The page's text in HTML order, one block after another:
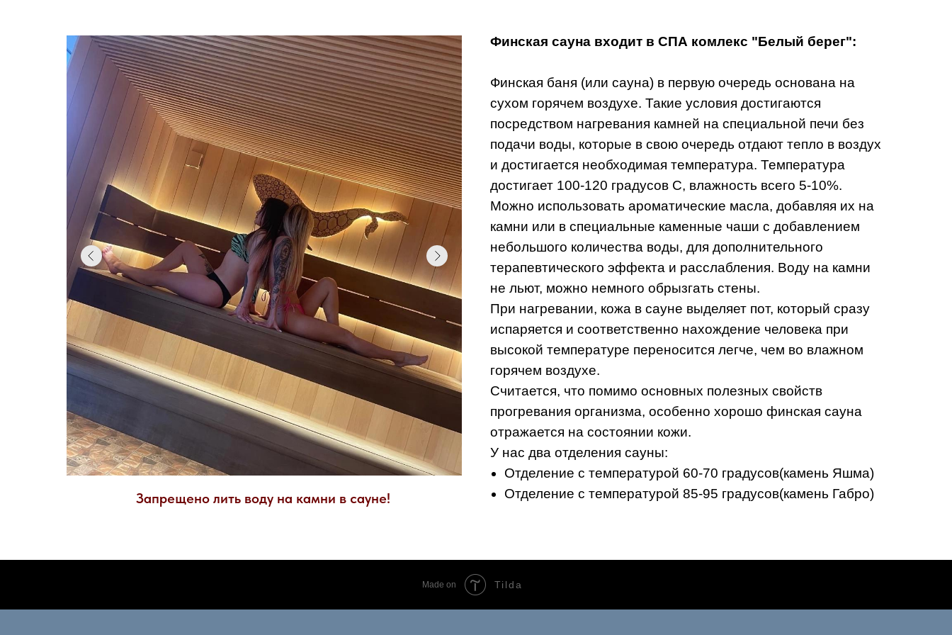
Финская сауна входит в СПА комлекс "Белый берег":
Финская баня (или сауна) в первую очередь основана на
сухом горячем воздухе. Такие условия достигаются
посредством нагревания камней на специальной печи без
подачи воды, которые в свою очередь отдают тепло в воздух
и достигается необходимая температура. Температура
достигает 100-120 градусов С, влажность всего 5-10%.
Можно использовать ароматические масла, добавляя их на
камни или в специальные каменные чаши с добавлением
небольшого количества воды, для дополнительного
терапевтического эффекта и расслабления. Воду на камни
не льют, можно немного обрызгать стены.
При нагревании, кожа в сауне выделяет пот, который сразу
испаряется и соответственно нахождение человека при
высокой температуре переносится легче, чем во влажном
горячем воздухе.
Считается, что помимо основных полезных свойств
прогревания организма, особенно хорошо финская сауна
отражается на состоянии кожи.
У нас два отделения сауны:
Отделение с температурой 60-70 градусов(камень Яшма)
Отделение с температурой 85-95 градусов(камень Габро)
Запрещено лить воду на камни в сауне!
Made on Tilda